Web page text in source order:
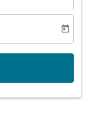
today